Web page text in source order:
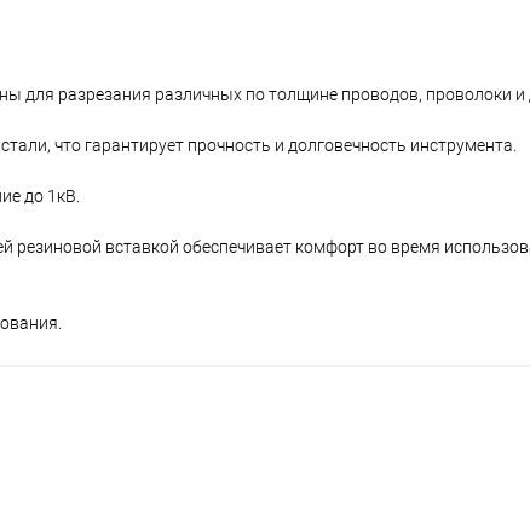
для разрезания различных по толщине проводов, проволоки и
что гарантирует прочность и долговечность инструмента.
до 1кВ.
вставкой обеспечивает комфорт во время